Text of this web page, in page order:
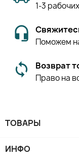
1-3
Поможем
Возврат
Право на
ТОВАРЫ
ИНФО